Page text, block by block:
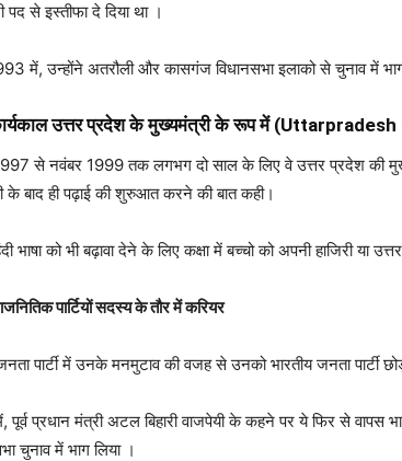
पद से इस्तीफा दे दिया था ।
में, उन्होंने अतरौली और कासगंज विधानसभा इलाको से चुनाव में
उत्तर प्रदेश के मुख्यमंत्री के रूप में (Uttarpradesh
से नवंबर 1999 तक लगभग दो साल के लिए वे उत्तर प्रदेश की
के बाद ही पढ़ाई की शुरुआत करने की बात कही।
भाषा को भी बढ़ावा देने के लिए कक्षा में बच्चो को अपनी हाजिरी
पार्टियों सदस्य के तौर में करियर
पार्टी में उनके मनमुटाव की वजह से उनको भारतीय जनता पार्टी
प्रधान मंत्री अटल बिहारी वाजपेयी के कहने पर ये फिर से वापस
चुनाव में भाग लिया ।